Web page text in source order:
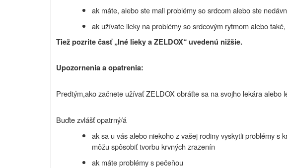
ak máte, alebo ste mali problémy so srdcom alebo ste
ak užívate lieky na problémy so srdcovým rytmom alebo
Tiež pozrite časť „Iné lieky a ZELDOX“ uvedenú nižšie.
Upozornenia a opatrenia:
Predtým,ako začnete užívať ZELDOX obráťte sa na svojho lekára alebo
Buďte zvlášť opatrný/á
ak sa u vás alebo niekoho z vašej rodiny vyskytli problémy s
môžu spôsobiť tvorbu krvných zrazenín
ak máte problémy s pečeňou